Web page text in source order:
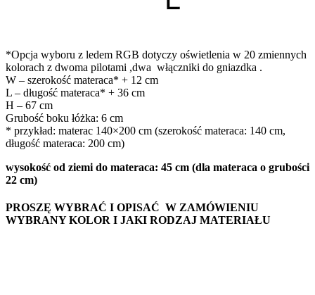
*Opcja wyboru z ledem RGB dotyczy oświetlenia w 20 zmiennych
kolorach z dwoma pilotami ,dwa włączniki do gniazdka .
W – szerokość materaca* + 12 cm
L – długość materaca* + 36 cm
H – 67 cm
Grubość boku łóżka: 6 cm
* przykład: materac 140×200 cm (szerokość materaca: 140 cm,
długość materaca: 200 cm)
wysokość od ziemi do materaca: 45 cm (dla materaca o grubości
22 cm)
PROSZĘ WYBRAĆ I OPISAĆ W ZAMÓWIENIU
WYBRANY KOLOR I JAKI RODZAJ MATERIAŁU